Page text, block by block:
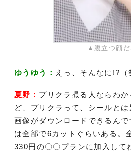
▲腹立つ顔だ
ゆうゆう： えっ、そんなに!?（
夏野： プリクラ撮る人ならわ
ど、プリクラって、シールと
画像がダウンロードできるん
は全部で6カットぐらいある。
330円の〇〇プランに加入して